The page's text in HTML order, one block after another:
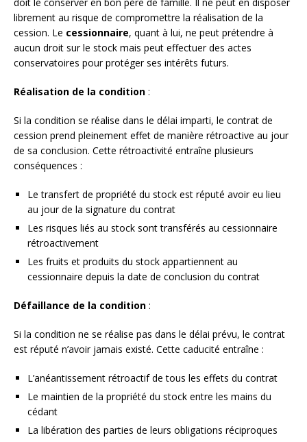
librement au risque de compromettre la réalisation de la
cession. Le cessionnaire, quant à lui, ne peut prétendre à
aucun droit sur le stock mais peut effectuer des actes
conservatoires pour protéger ses intérêts futurs.
Réalisation de la condition :
Si la condition se réalise dans le délai imparti, le contrat de
cession prend pleinement effet de manière rétroactive au jour
de sa conclusion. Cette rétroactivité entraîne plusieurs
conséquences :
Le transfert de propriété du stock est réputé avoir eu lieu
au jour de la signature du contrat
Les risques liés au stock sont transférés au cessionnaire
rétroactivement
Les fruits et produits du stock appartiennent au
cessionnaire depuis la date de conclusion du contrat
Défaillance de la condition :
Si la condition ne se réalise pas dans le délai prévu, le contrat
est réputé n’avoir jamais existé. Cette caducité entraîne :
L’anéantissement rétroactif de tous les effets du contrat
Le maintien de la propriété du stock entre les mains du
cédant
La libération des parties de leurs obligations réciproques